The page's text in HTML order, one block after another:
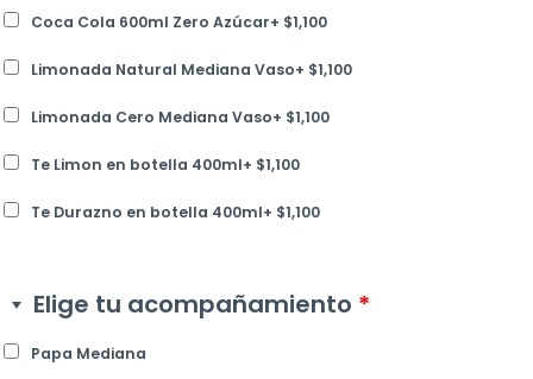
Coca Cola 600ml Zero Azúcar+ $1,100
Limonada Natural Mediana Vaso+ $1,100
Limonada Cero Mediana Vaso+ $1,100
Te Limon en botella 400ml+ $1,100
Te Durazno en botella 400ml+ $1,100
Elige tu acompañamiento *
Papa Mediana